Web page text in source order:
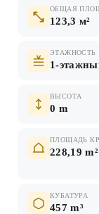
ОБЩАЯ
123,3 м²
ЭТАЖНОСТЬ
1-
ВЫСОТА
0 m
ПЛОЩАДЬ
228,19 m²
КУБАТУРА
457 m³